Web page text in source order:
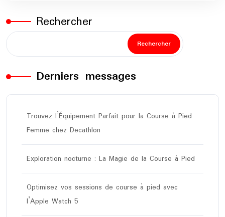
Rechercher
Rechercher
Derniers messages
Trouvez l’Équipement Parfait pour la Course à Pied
Femme chez Decathlon
Exploration nocturne : La Magie de la Course à Pied
Optimisez vos sessions de course à pied avec
l’Apple Watch 5